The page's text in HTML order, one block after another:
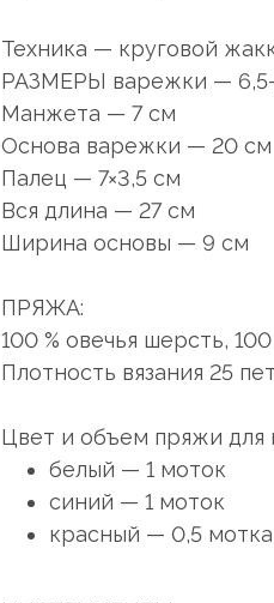
Техника — круговой
РАЗМЕРЫ варежки —
Манжета — 7 см
Основа варежки — 20 см
Палец — 7×3,5 см
Вся длина — 27 см
Ширина основы — 9 см
ПРЯЖА:
100 % овечья шерсть,
Плотность вязания 25
Цвет и объем пряжи для
белый — 1 моток
синий — 1 моток
красный — 0,5 мотка